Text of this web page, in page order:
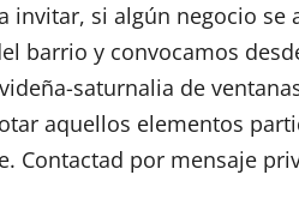
invitar, si algún negocio
barrio y convocamos
saturnalia de
aquellos elementos
Contactad por mensaje